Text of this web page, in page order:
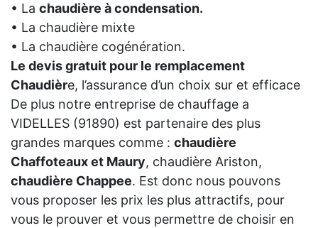
• La chaudière à condensation.
• La chaudière mixte
• La chaudière cogénération.
Le devis gratuit pour le remplacement
Chaudière, l’assurance d’un choix sur et efficace
De plus notre entreprise de chauffage a
VIDELLES (91890) est partenaire des plus
grandes marques comme : chaudière
Chaffoteaux et Maury, chaudière Ariston,
chaudière Chappee. Est donc nous pouvons
vous proposer les prix les plus attractifs, pour
vous le prouver et vous permettre de choisir en